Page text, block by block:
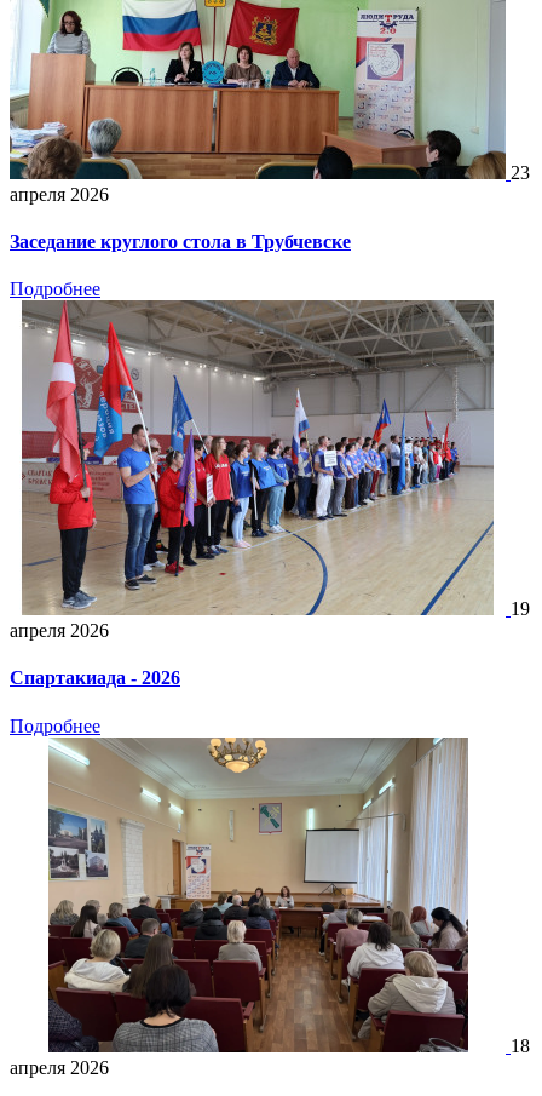
23
апреля 2026
Заседание круглого стола в Трубчевске
Подробнее
19
апреля 2026
Спартакиада - 2026
Подробнее
18
апреля 2026